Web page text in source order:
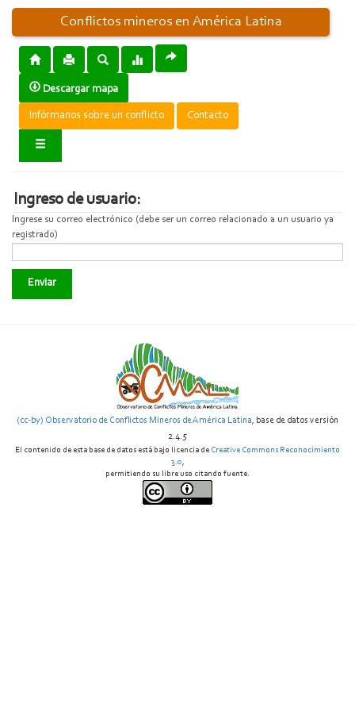
Conflictos mineros en América Latina
Descargar mapa
Infórmanos sobre un conflicto Contacto
Ingreso de usuario:
Ingrese su correo electrónico (debe ser un correo relacionado a un usuario ya
registrado)
Enviar
(cc-by) Observatorio de Conflictos Mineros de América Latina, base de datos versión
2.4.5
El contenido de esta base de datos está bajo licencia de Creative Commons Reconocimiento
3.0,
permitiendo su libre uso citando fuente.